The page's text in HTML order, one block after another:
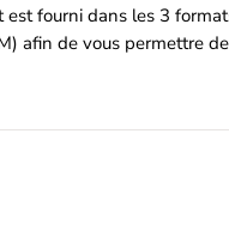
fourni dans les 3
afin de vous permettre